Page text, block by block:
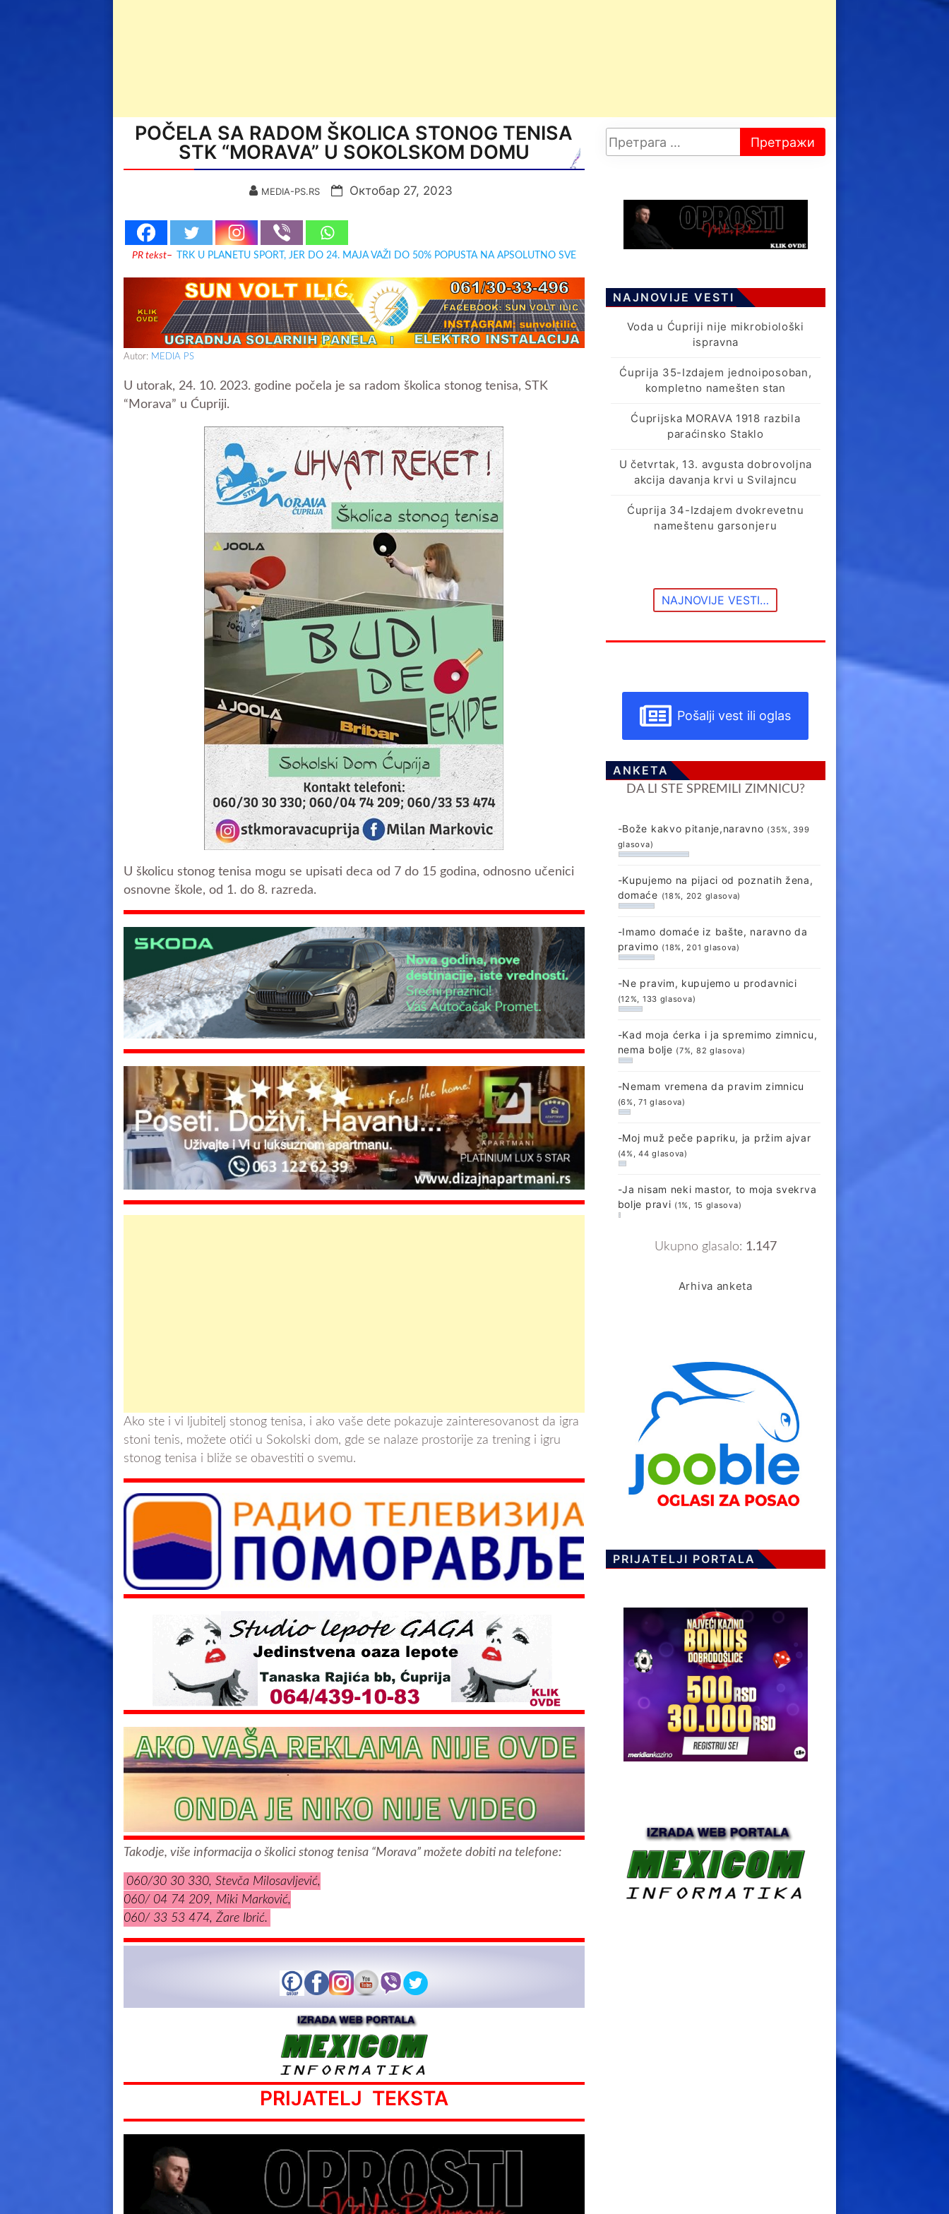
POČELA SA RADOM ŠKOLICA STONOG TENISA
STK “MORAVA” U SOKOLSKOM DOMU
MEDIA-PS.RS Октобар 27, 2023
PR tekst– TRK U PLANETU SPORT, JER DO 24. MAJA VAŽI DO 50% POPUSTA NA APSOLUTNO SVE
Autor: MEDIA PS
U utorak, 24. 10. 2023. godine počela je sa radom školica stonog tenisa, STK
“Morava” u Ćupriji.
U školicu stonog tenisa mogu se upisati deca od 7 do 15 godina, odnosno učenici
osnovne škole, od 1. do 8. razreda.
Ako ste i vi ljubitelj stonog tenisa, i ako vaše dete pokazuje zainteresovanost da igra
stoni tenis, možete otići u Sokolski dom, gde se nalaze prostorije za trening i igru
stonog tenisa i bliže se obavestiti o svemu.
Takodje, više informacija o školici stonog tenisa “Morava” možete dobiti na telefone:
060/30 30 330, Stevča Milosavljević,
060/ 04 74 209, Miki Marković,
060/ 33 53 474, Žare Ibrić.
PRIJATELJ TEKSTA
NAJNOVIJE VESTI
Voda u Ćupriji nije mikrobiološki
ispravna
Ćuprija 35-Izdajem jednoiposoban,
kompletno namešten stan
Ćuprijska MORAVA 1918 razbila
paraćinsko Staklo
U četvrtak, 13. avgusta dobrovoljna
akcija davanja krvi u Svilajncu
Ćuprija 34-Izdajem dvokrevetnu
nameštenu garsonjeru
NAJNOVIJE VESTI…
Pošalji vest ili oglas
ANKETA
DA LI STE SPREMILI ZIMNICU?
-Bože kakvo pitanje,naravno (35%, 399
glasova)
-Kupujemo na pijaci od poznatih žena,
domaće (18%, 202 glasova)
-Imamo domaće iz bašte, naravno da
pravimo (18%, 201 glasova)
-Ne pravim, kupujemo u prodavnici
(12%, 133 glasova)
-Kad moja ćerka i ja spremimo zimnicu,
nema bolje (7%, 82 glasova)
-Nemam vremena da pravim zimnicu
(6%, 71 glasova)
-Moj muž peče papriku, ja pržim ajvar
(4%, 44 glasova)
-Ja nisam neki mastor, to moja svekrva
bolje pravi (1%, 15 glasova)
Ukupno glasalo: 1.147
Arhiva anketa
PRIJATELJI PORTALA